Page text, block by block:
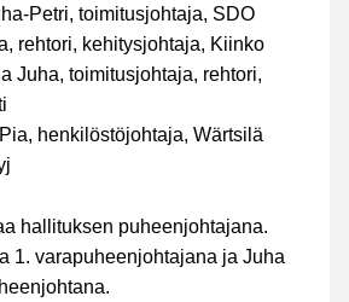
Petri, toimitusjohtaja, SDO
rehtori, kehitysjohtaja, Kiinko
Juha, toimitusjohtaja, rehtori,
henkilöstöjohtaja, Wärtsilä
hallituksen puheenjohtajana.
1. varapuheenjohtajana ja Juha